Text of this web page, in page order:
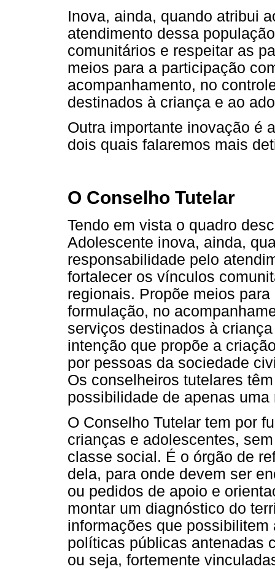
Inova, ainda, quando atribui
atendimento dessa
comunitários e respeitar as
meios para a participação
acompanhamento, no
destinados à criança e ao
Outra importante inovação é
dois quais falaremos mais
O Conselho Tutelar
Tendo em vista o quadro
Adolescente inova, ainda,
responsabilidade pelo
fortalecer os vínculos
regionais. Propõe meios
formulação, no
serviços destinados à
intenção que propõe a
por pessoas da sociedade
Os conselheiros tutelares
possibilidade de apenas
O Conselho Tutelar tem por
crianças e adolescentes,
classe social. É o órgão de
dela, para onde devem ser
ou pedidos de apoio e
montar um diagnóstico do
informações que
políticas públicas antenadas
ou seja, fortemente